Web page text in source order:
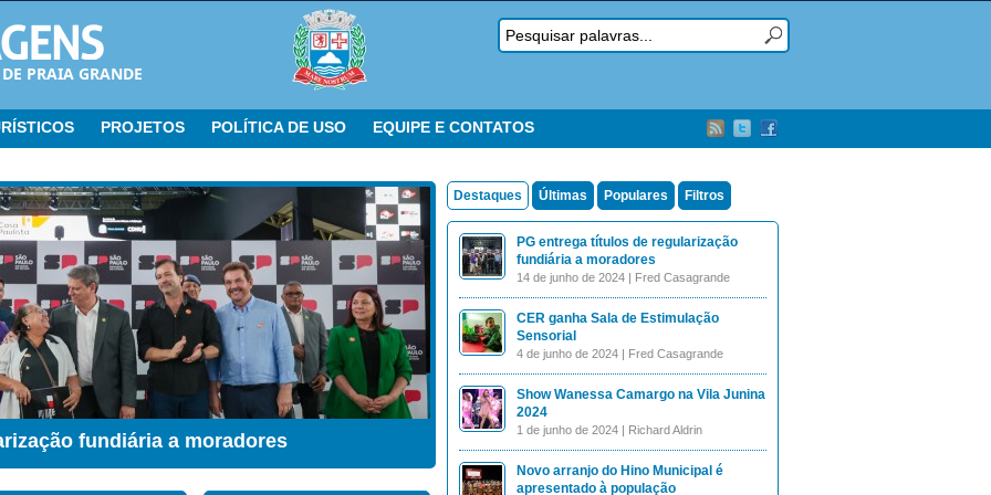
PRAIA GRANDE
PROJETOS POLÍTICA DE USO EQUIPE E CONTATOS
fundiária a moradores
Sensorial
Destaques Últimas Populares Filtros
PG entrega títulos de regularização
fundiária a moradores
14 de junho de 2024 | Fred Casagrande
CER ganha Sala de Estimulação
Sensorial
4 de junho de 2024 | Fred Casagrande
Show Wanessa Camargo na Vila Junina
2024
1 de junho de 2024 | Richard Aldrin
Novo arranjo do Hino Municipal é
apresentado à população